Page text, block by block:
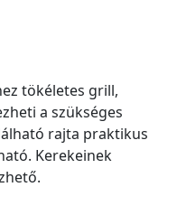
tökéletes grill,
a szükséges
rajta praktikus
Kerekeinek